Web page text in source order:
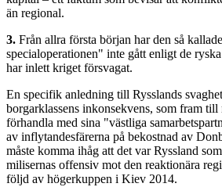
än regional.
3. Från allra första början har den så
specialoperationen" inte gått enligt de
har inlett kriget försvagat.
En specifik anledning till Rysslands
borgarklassens inkonsekvens, som fram
förhandla med sina "västliga
av inflytandesfärerna på bekostnad av
måste komma ihåg att det var Ryssland
milisernas offensiv mot den reaktionära
följd av högerkuppen i Kiev 2014.